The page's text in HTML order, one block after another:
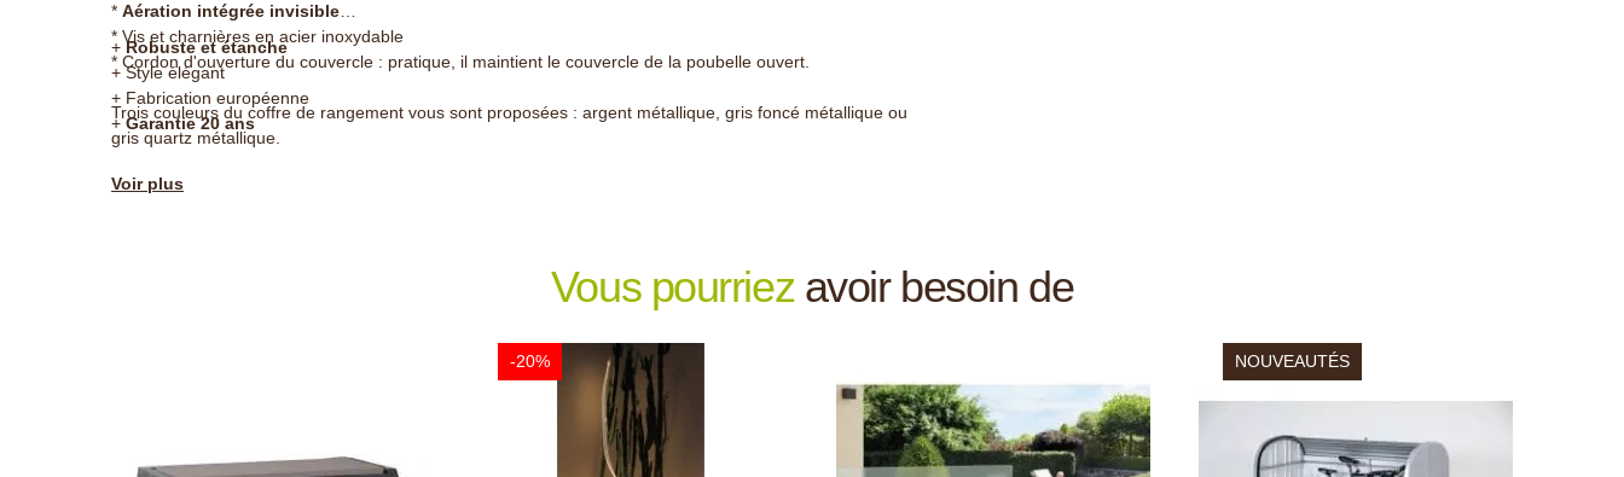
* Aération intégrée invisible
* Vis et charnières en acier inoxydable
* Cordon d'ouverture du couvercle : pratique, il maintient le couvercle de la poubelle ouvert.
Trois couleurs du coffre de rangement vous sont proposées : argent métallique, gris foncé métallique ou
gris quartz métallique.
Si vous souhaitez un coffre extérieur moins volumineux, Jardin et Saisons vous propose un coffre aux
+ Robuste et étanche
+ Style élégant
+ Fabrication européenne
+Garantie 20 ans
Voir plus
Vous pourriezavoir besoin de
-20% NOUVEAUTÉS